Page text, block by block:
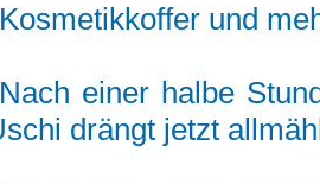
Kosmetikkoffer und
Nach einer halbe
drängt jetzt